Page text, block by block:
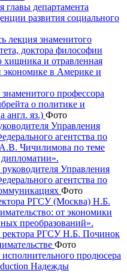
главы департамента
развития социального
профессора
о политике и
англ. яз.) Фото
Управления
агентства по
Фото
ректора РГСУ Н.Б. Починок
Фото